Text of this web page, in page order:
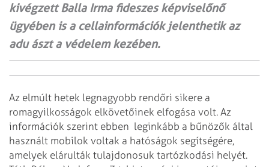
kivégzett Balla Irma fideszes képviselőnő
ügyében is a cellainformációk jelenthetik az
adu ászt a védelem kezében.
Az elmúlt hetek legnagyobb rendőri sikere a
romagyilkosságok elkö­vetőinek elfogása volt. Az
információk szerint ebben leginkább a bűnözők által
használt mobilok voltak a hatóságok segítségére,
amelyek elárulták tulajdonosuk tartózkodási helyét.